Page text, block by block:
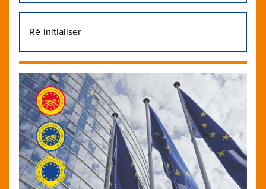
Ré-initialiser